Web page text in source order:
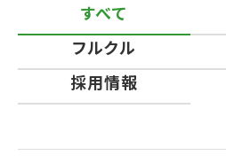
すべて
フルクル
採用情報